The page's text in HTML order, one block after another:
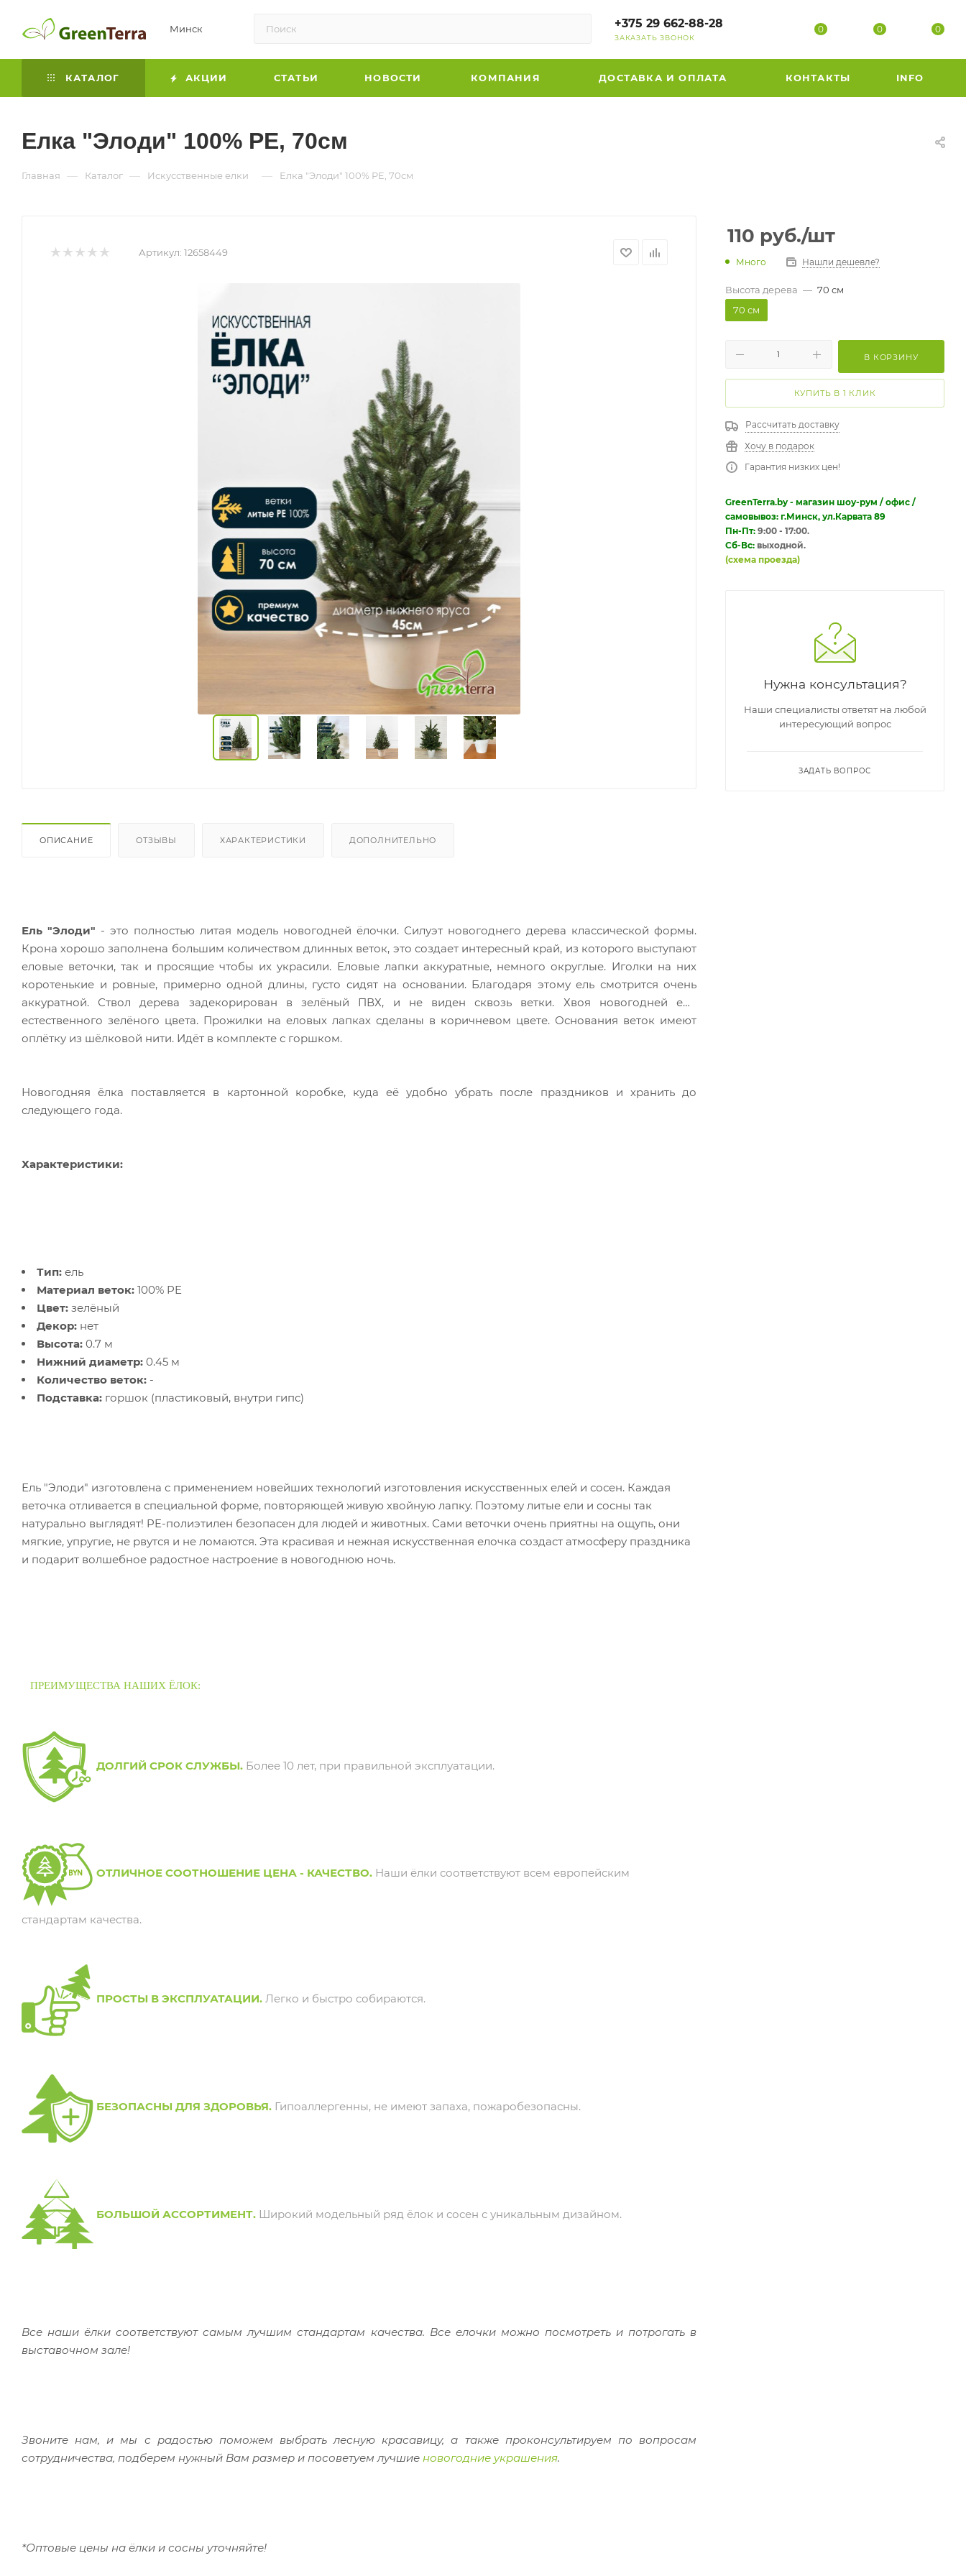
Минск +375 29 662-88-28
ЗАКАЗАТЬ ЗВОНОК
0 0 0
КАТАЛОГ АКЦИИ СТАТЬИ НОВОСТИ КОМПАНИЯ ДОСТАВКА И ОПЛАТА КОНТАКТЫ INFO
Елка "Элоди" 100% PE, 70см
Главная — Каталог — Искусственные елки — Елка "Элоди" 100% PE, 70см
Артикул: 12658449
ОПИСАНИЕ ОТЗЫВЫ ХАРАКТЕРИСТИКИ ДОПОЛНИТЕЛЬНО
Ель "Элоди" - это полностью литая модель новогодней ёлочки. Силуэт новогоднего дерева классической формы.
Крона хорошо заполнена большим количеством длинных веток, это создает интересный край, из которого выступают
еловые веточки, так и просящие чтобы их украсили. Еловые лапки аккуратные, немного округлые. Иголки на них
коротенькие и ровные, примерно одной длины, густо сидят на основании. Благодаря этому ель смотрится очень
аккуратной. Ствол дерева задекорирован в зелёный ПВХ, и не виден сквозь ветки. Хвоя новогодней ели
естественного зелёного цвета. Прожилки на еловых лапках сделаны в коричневом цвете. Основания веток имеют
оплётку из шёлковой нити. Идёт в комплекте с горшком.
Новогодняя ёлка поставляется в картонной коробке, куда её удобно убрать после праздников и хранить до
следующего года.
Характеристики:
Тип: ель
Материал веток: 100% PE
Цвет: зелёный
Декор: нет
Высота: 0.7 м
Нижний диаметр: 0.45 м
Количество веток: -
Подставка: горшок (пластиковый, внутри гипс)
Ель "Элоди" изготовлена с применением новейших технологий изготовления искусственных елей и сосен. Каждая
веточка отливается в специальной форме, повторяющей живую хвойную лапку. Поэтому литые ели и сосны так
натурально выглядят! PE-полиэтилен безопасен для людей и животных. Сами веточки очень приятны на ощупь, они
мягкие, упругие, не рвутся и не ломаются. Эта красивая и нежная искусственная елочка создаст атмосферу праздника
и подарит волшебное радостное настроение в новогоднюю ночь.
ПРЕИМУЩЕСТВА НАШИХ ЁЛОК:
ДОЛГИЙ СРОК СЛУЖБЫ. Более 10 лет, при правильной эксплуатации.
ОТЛИЧНОЕ СООТНОШЕНИЕ ЦЕНА - КАЧЕСТВО. Наши ёлки соответствуют всем европейским
стандартам качества.
ПРОСТЫ В ЭКСПЛУАТАЦИИ. Легко и быстро собираются.
БЕЗОПАСНЫ ДЛЯ ЗДОРОВЬЯ. Гипоаллергенны, не имеют запаха, пожаробезопасны.
БОЛЬШОЙ АССОРТИМЕНТ. Широкий модельный ряд ёлок и сосен с уникальным дизайном.
Все наши ёлки соответствуют самым лучшим стандартам качества. Все елочки можно посмотреть и потрогать в
выставочном зале!
Звоните нам, и мы с радостью поможем выбрать лесную красавицу, а также проконсультируем по вопросам
сотрудничества, подберем нужный Вам размер и посоветуем лучшие новогодние украшения.
*Оптовые цены на ёлки и сосны уточняйте!
110 руб./шт
Много Нашли дешевле?
Высота дерева — 70 см
70 см
В КОРЗИНУ
КУПИТЬ В 1 КЛИК
Рассчитать доставку
Хочу в подарок
Гарантия низких цен!
GreenTerra.by - магазин шоу-рум / офис /
самовывоз: г.Минск, ул.Карвата 89
Пн-Пт: 9:00 - 17:00.
Сб-Вс: выходной.
(схема проезда)
Нужна консультация?
Наши специалисты ответят на любой
интересующий вопрос
ЗАДАТЬ ВОПРОС